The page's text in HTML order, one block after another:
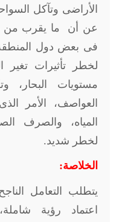
الأراضى وتآكل
فى بعض دول
لخطر تأثيرات تغير
مستويات البحار،
العواصف، الأمر
المياه، والصرف
لخطر شديد.
الخلاصة:
يتطلب التعامل
اعتماد رؤية